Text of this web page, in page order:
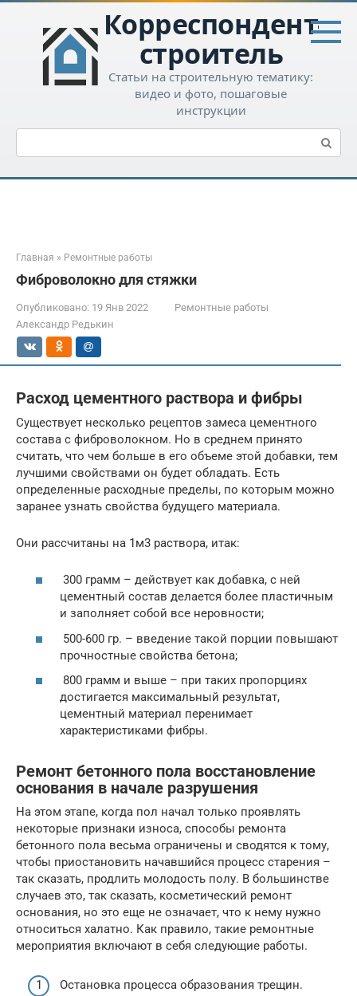
Перейти
контенту
Корреспондент-
строитель
Статьи на строительную тематику:
видео и фото, пошаговые
инструкции
Поиск:
Главная » Ремонтные работы
Фиброволокно для стяжки
Опубликовано: 19 Янв 2022
Ремонтные работы
Александр Редькин
Расход цементного раствора и фибры
Существует несколько рецептов замеса цементного
состава с фиброволокном. Но в среднем принято
считать, что чем больше в его объеме этой добавки, тем
лучшими свойствами он будет обладать. Есть
определенные расходные пределы, по которым можно
заранее узнать свойства будущего материала.
Они рассчитаны на 1м3 раствора, итак:
300 грамм – действует как добавка, с ней
цементный состав делается более пластичным
и заполняет собой все неровности;
500-600 гр. – введение такой порции повышают
прочностные свойства бетона;
800 грамм и выше – при таких пропорциях
достигается максимальный результат,
цементный материал перенимает
характеристиками фибры.
Ремонт бетонного пола восстановление
основания в начале разрушения
На этом этапе, когда пол начал только проявлять
некоторые признаки износа, способы ремонта
бетонного пола весьма ограничены и сводятся к тому,
чтобы приостановить начавшийся процесс старения –
так сказать, продлить молодость полу. В большинстве
случаев это, так сказать, косметический ремонт
основания, но это еще не означает, что к нему нужно
относиться халатно. Как правило, такие ремонтные
мероприятия включают в себя следующие работы.
Остановка процесса образования трещин.